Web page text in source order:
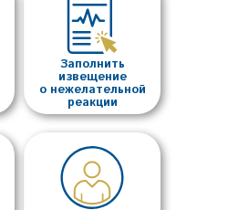
Заполнить
извещение
о нежелательной
реакции